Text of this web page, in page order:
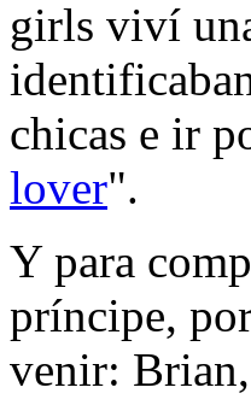
girls viví
chicas e ir
lover".
Y para
príncipe,
venir: